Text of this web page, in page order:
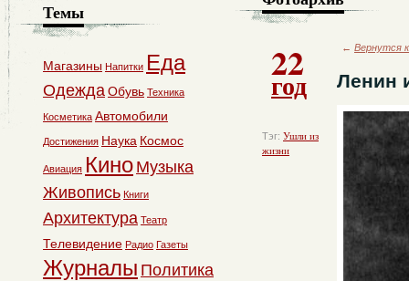
22
год
Тэг: Ушли из
жизни
← Вернутся
Ленин
Темы
Магазины Напитки Еда
ОдеждаОбувь Техника
Косметика Автомобили
Достижения Наука Космос
Авиация Кино Музыка
Живопись Книги
Архитектура Театр
Телевидение Радио Газеты
Журналы Политика